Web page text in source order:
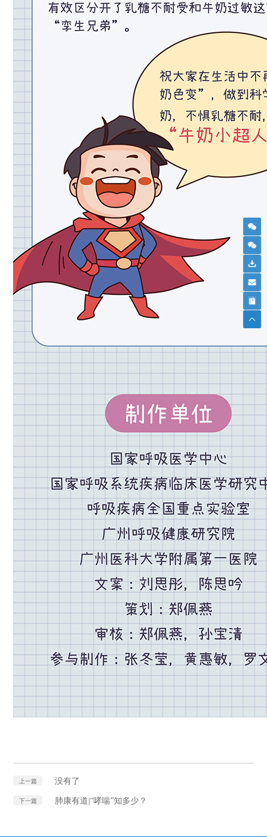
上一篇 没有了
下一篇 肺康有道|“哮喘”知多少？